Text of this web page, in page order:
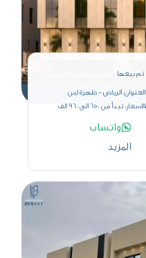
تم بيعها
العنوان: الرياض - ظهرة لبن
الاسعار: تبدأ من 650 الى 960 الف
واتساب
المزيد